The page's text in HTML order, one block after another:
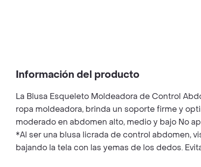
Información del producto
La Blusa Esqueleto Moldeadora de Control
ropa moldeadora, brinda un soporte firme y
moderado en abdomen alto, medio y bajo No
*Al ser una blusa licrada de control abdomen,
bajando la tela con las yemas de los dedos.